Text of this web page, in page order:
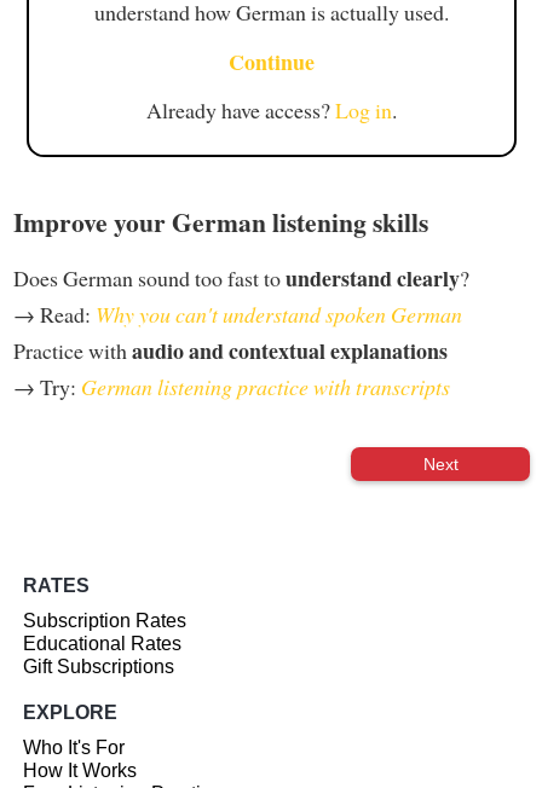
understand how German is actually used.
Continue
Already have access?Log in.
Improve your German listening skills
Does German sound too fast tounderstand clearly?
→ Read: Why you can't understand spoken German
Practice with audio and contextual explanations
→ Try: German listening practice with transcripts
Next
RATES
Subscription Rates
Educational Rates
Gift Subscriptions
EXPLORE
Who It's For
How It Works